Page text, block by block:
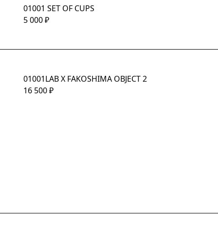
01001 SET OF CUPS
5 000₽
01001LAB X FAKOSHIMA OBJECT 2
16 500₽